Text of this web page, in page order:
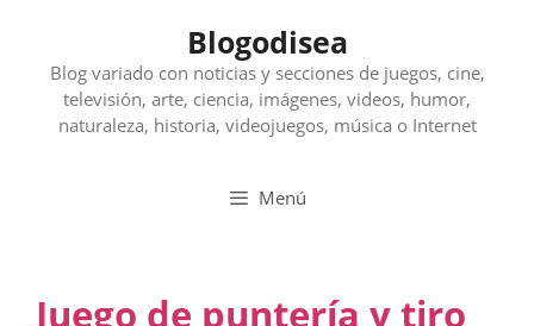
contenido
Blogodisea
Blog variado con noticias y secciones de juegos, cine,
televisión, arte, ciencia, imágenes, videos, humor,
naturaleza, historia, videojuegos, música o Internet
Menú
Juego de puntería y tiro